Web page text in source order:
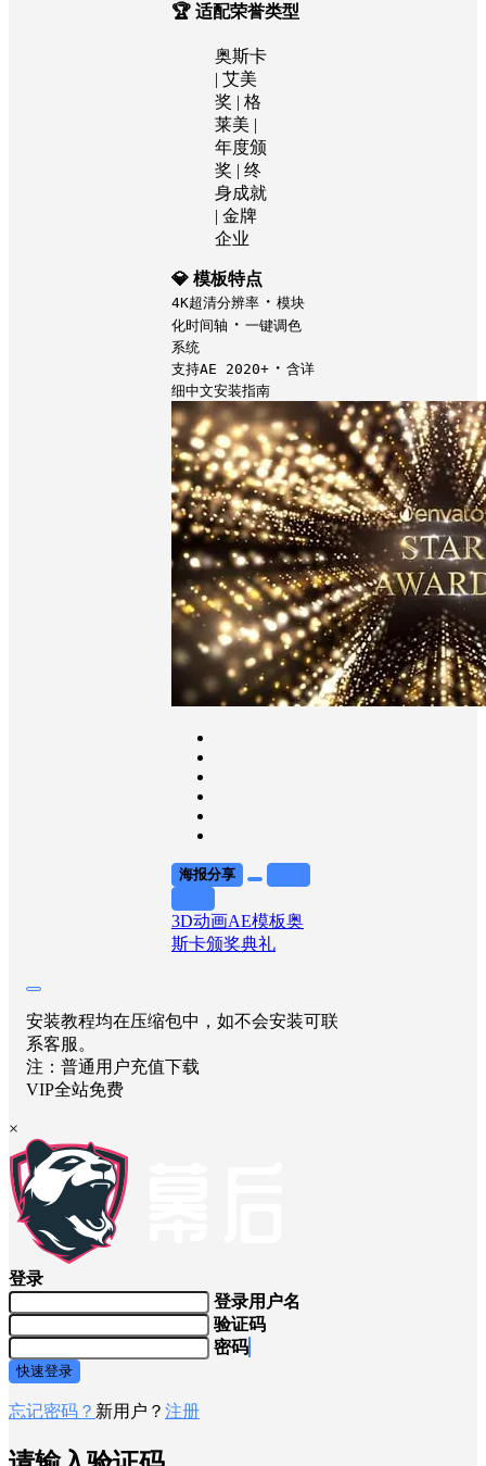
🏆 适配荣誉类型
奥斯卡
| 艾美
奖 | 格
莱美 |
年度颁
奖 | 终
身成就
| 金牌
企业
💎 模板特点
4K超清分辨率 ・ 模块
化时间轴 ・ 一键调色
系统
支持AE 2020+ ・ 含详
细中文安装指南
海报分享
3D动画AE模板奥
斯卡颁奖典礼
安装教程均在压缩包中，如不会安装可联
系客服。
注：普通用户充值下载
VIP全站免费
×
登录
登录用户名
验证码
密码
快速登录
忘记密码？ 新用户？ 注册